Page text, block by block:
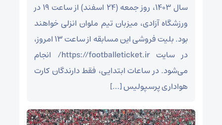
سال ۱۴۰۳، روز جمعه (۲۴ اسفند) از ساعت ۱۹ در
ورزشگاه آزادی، میزبان تیم ملوان انزلی خواهند
بود. بلیت فروشی این مسابقه از ساعت ۱۳ امروز،
در سایت https://footballeticket.ir/ انجام
می‌شود. در ساعات ابتدایی، فقط دارندگان کارت
هواداری پرسپولیس […]